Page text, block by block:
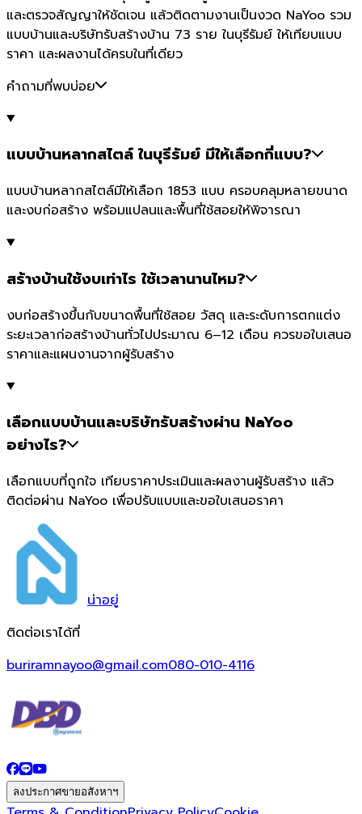
และตรวจสัญญาให้ชัดเจน แล้วติดตามงานเป็นงวด NaYoo รวม
แบบบ้านและบริษัทรับสร้างบ้าน 73 ราย ในบุรีรัมย์ ให้เทียบแบบ
ราคา และผลงานได้ครบในที่เดียว
คำถามที่พบบ่อย
แบบบ้านหลากสไตล์ ในบุรีรัมย์ มีให้เลือกกี่แบบ?
แบบบ้านหลากสไตล์มีให้เลือก 1853 แบบ ครอบคลุมหลายขนาด
และงบก่อสร้าง พร้อมแปลนและพื้นที่ใช้สอยให้พิจารณา
สร้างบ้านใช้งบเท่าไร ใช้เวลานานไหม?
งบก่อสร้างขึ้นกับขนาดพื้นที่ใช้สอย วัสดุ และระดับการตกแต่ง
ระยะเวลาก่อสร้างบ้านทั่วไปประมาณ 6–12 เดือน ควรขอใบเสนอ
ราคาและแผนงานจากผู้รับสร้าง
เลือกแบบบ้านและบริษัทรับสร้างผ่าน NaYoo
อย่างไร?
เลือกแบบที่ถูกใจ เทียบราคาประเมินและผลงานผู้รับสร้าง แล้ว
ติดต่อผ่าน NaYoo เพื่อปรับแบบและขอใบเสนอราคา
น่าอยู่
ติดต่อเราได้ที่
buriramnayoo@gmail.com080-010-4116
ลงประกาศขายอสังหาฯ